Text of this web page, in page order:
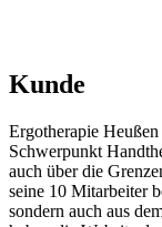
Kunde
Ergotherapie
Schwerpunkt
auch über die
seine 10 Mitarbeiter
sondern auch aus